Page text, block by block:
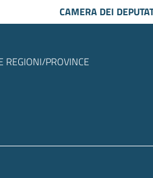
CAMERA DEI
REGIONI/PROVINCE